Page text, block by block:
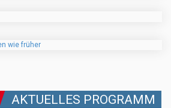
AKTUELLES PROGRAMM